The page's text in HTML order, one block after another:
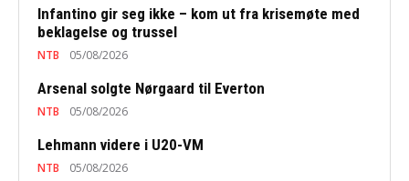
Infantino gir seg ikke – kom ut fra krisemøte med
beklagelse og trussel
NTB 05/08/2026
Arsenal solgte Nørgaard til Everton
NTB 05/08/2026
Lehmann videre i U20-VM
NTB 05/08/2026